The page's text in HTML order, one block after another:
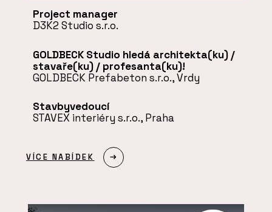
Project manager
D3K2 Studio s.r.o.
GOLDBECK Studio hledá architekta(ku) /
stavaře(ku) / profesanta(ku)!
GOLDBECK Prefabeton s.r.o., Vrdy
Stavbyvedoucí
STAVEX interiéry s.r.o., Praha
VÍCE NABÍDEK